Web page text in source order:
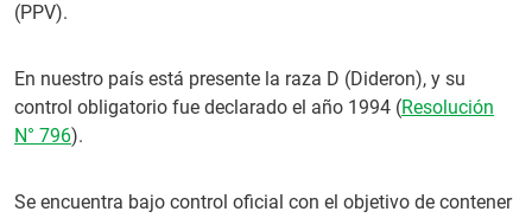
(PPV).
En nuestro país está presente la raza D (Dideron), y su
control obligatorio fue declarado el año 1994 (Resolución
N° 796).
Se encuentra bajo control oficial con el objetivo de contener